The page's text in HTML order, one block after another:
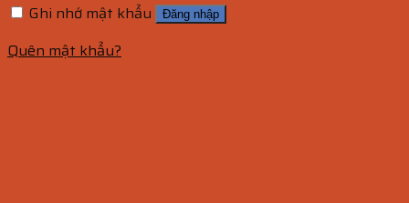
Ghi nhớ mật khẩu
Đăng nhập
Quên mật khẩu?